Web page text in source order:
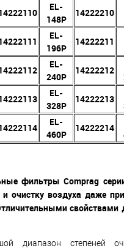
EL-
148P
14222210
EL-
196P
14222211
EL-
240P
14222212
EL-
328P
14222213
EL-
460P
14222214
фильтры Comprag
и очистку воздуха даже
диапазон степеней